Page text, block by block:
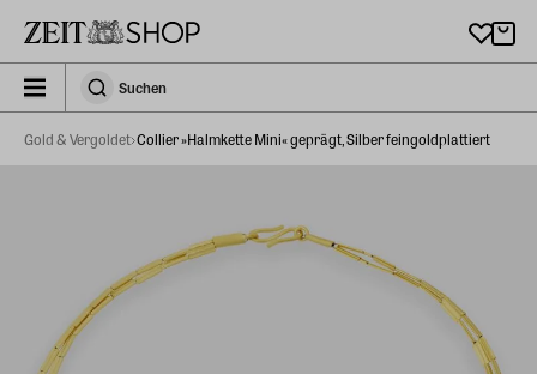
zeit_storefront.components.search.collapsed
SuchenSuchen
Gold & Vergoldet Collier »Halmkette Mini« geprägt, Silber feingoldplattiert